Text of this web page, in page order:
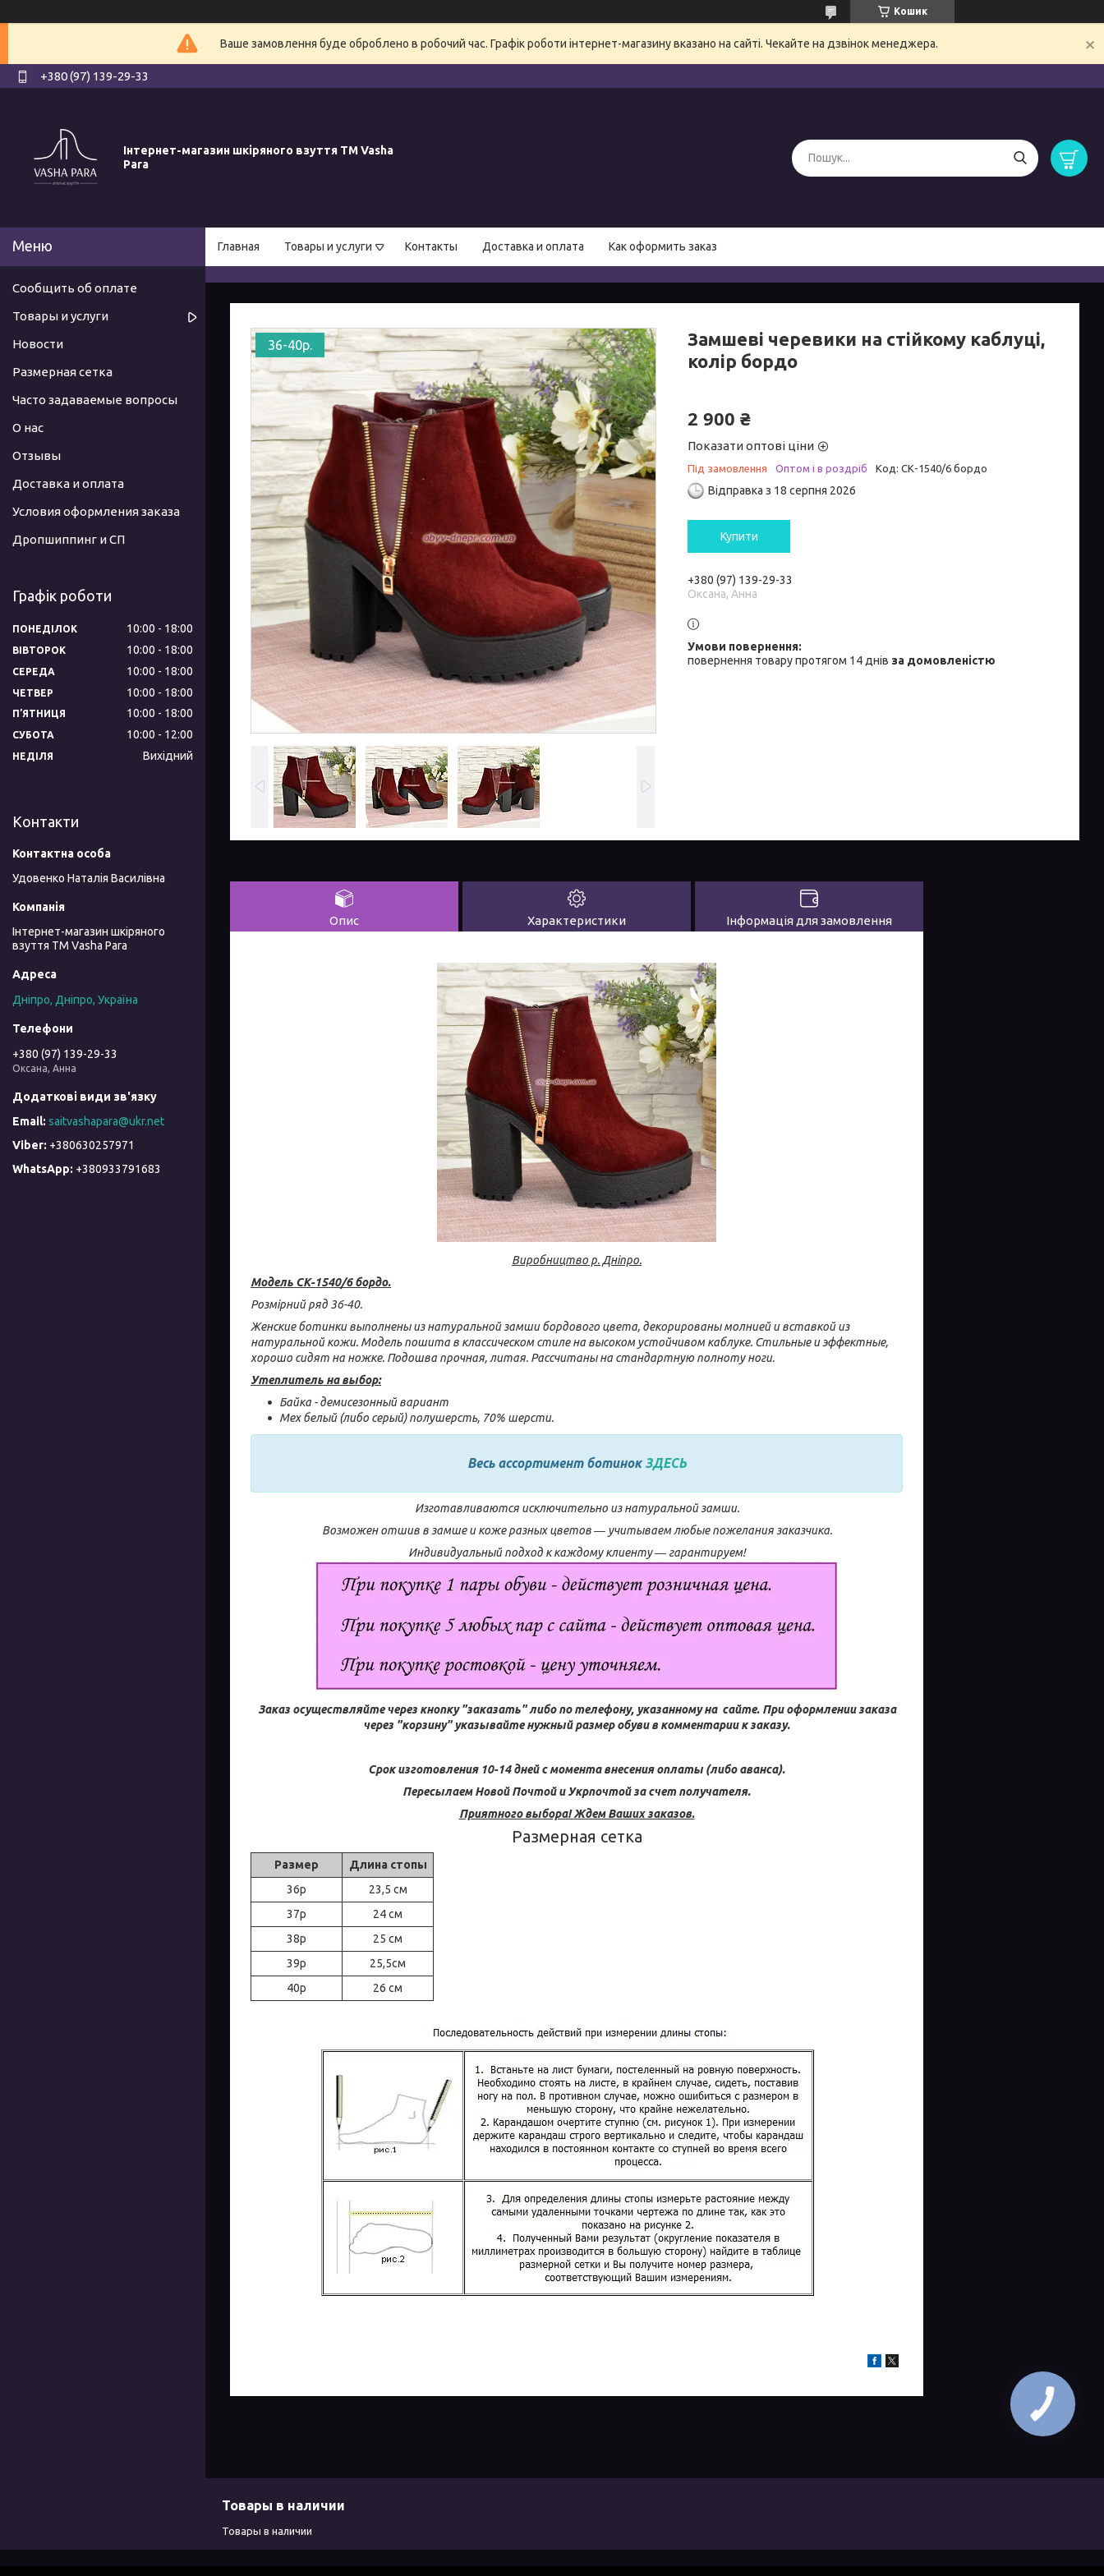
Кошик
Ваше замовлення буде оброблено в робочий час. Графік роботи інтернет-магазину вказано на сайті. Чекайте на дзвінок менеджера.
+380 (97) 139-29-33
Інтернет-магазин шкіряного взуття ТМ Vasha
Para
Главная Товары и услуги Контакты Доставка и оплата Как оформить заказ
36-40р.
Замшеві черевики на стійкому каблуці,
колір бордо
2 900 ₴
Показати оптові ціни
Під замовлення Оптом і в роздріб Код: СК-1540/6 бордо
Відправка з 18 серпня 2026
Купити
+380 (97) 139-29-33
Оксана, Анна
повернення товару протягом 14 днів за домовленістю
Опис Характеристики Інформація для замовлення
Виробництво р. Дніпро.
Модель СК-1540/6 бордо.
Розмірний ряд 36-40.
Женские ботинки выполнены из натуральной замши бордового цвета, декорированы молнией и вставкой из
натуральной кожи. Модель пошита в классическом стиле на высоком устойчивом каблуке. Стильные и эффектные,
хорошо сидят на ножке. Подошва прочная, литая. Рассчитаны на стандартную полноту ноги.
Утеплитель на выбор:
Байка - демисезонный вариант
Мех белый (либо серый) полушерсть, 70% шерсти.
Весь ассортимент ботинокЗДЕСЬ
Изготавливаются исключительно из натуральной замши.
Возможен отшив в замше и коже разных цветов ― учитываем любые пожелания заказчика.
Индивидуальный подход к каждому клиенту ― гарантируем!
Заказ осуществляйте через кнопку "заказать" либо по телефону, указанному на сайте. При оформлении заказа
через "корзину" указывайте нужный размер обуви в комментарии к заказу.
Срок изготовления 10-14 дней с момента внесения оплаты (либо аванса).
Пересылаем Новой Почтой и Укрпочтой за счет получателя.
Приятного выбора! Ждем Ваших заказов.
Размерная сетка
Размер
Длина стопы
36р
23,5 см
37р
24 см
38р
25 см
39р
25,5см
40р
26 см
Сообщить об оплате
Товары и услуги
Новости
Размерная сетка
Часто задаваемые вопросы
О нас
Отзывы
Доставка и оплата
Условия оформления заказа
Дропшиппинг и СП
Графік роботи
ПОНЕДІЛОК 10:00 18:00
ВІВТОРОК 10:00 18:00
СЕРЕДА 10:00 18:00
ЧЕТВЕР 10:00 18:00
ПʼЯТНИЦЯ 10:00 18:00
СУБОТА 10:00 12:00
НЕДІЛЯ Вихідний
Контакти
Удовенко Наталія Василівна
Інтернет-магазин шкіряного
взуття ТМ Vasha Para
Дніпро, Дніпро, Україна
+380 (97) 139-29-33
Оксана, Анна
saitvashapara@ukr.net
+380630257971
+380933791683
Товары в наличии
Товары в наличии